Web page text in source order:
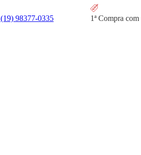
(19) 98377-0335 1ª Compra com